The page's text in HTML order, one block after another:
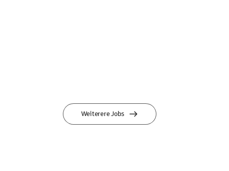
Weiterere Jobs